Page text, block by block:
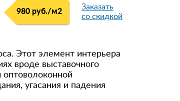
980 руб./м2
Заказать
со скидкой
Этот элемент интерьера
вроде выставочного
угасания и падения